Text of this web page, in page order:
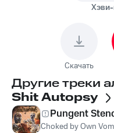
Скачать
Другие треки
Shit Autopsy
Pungent
Choked by Own